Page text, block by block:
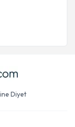
Diyet